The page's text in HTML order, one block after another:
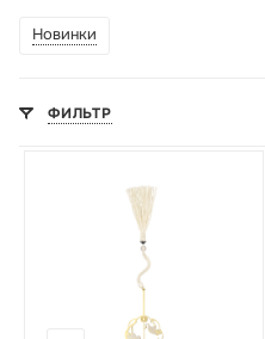
Новинки
ФИЛЬТР